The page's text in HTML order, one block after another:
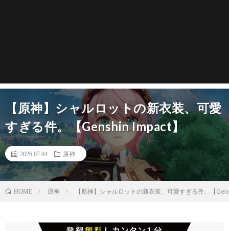
【原神】シャルロットの新衣装、可愛
すぎる件。【Genshin Impact】
2026.07.04 原神
HOME 原神 【原神】シャルロットの新衣装、可愛すぎる件。【